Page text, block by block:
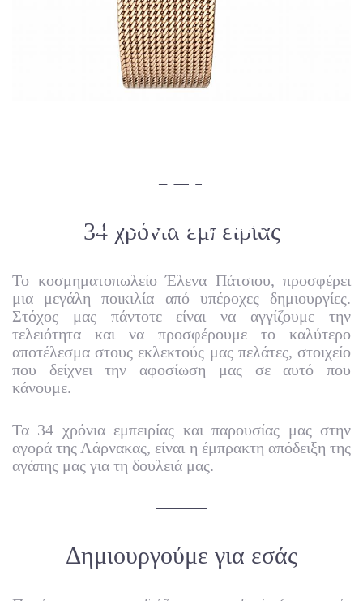
Jewellery
Boutique
34 χρόνια εμπειρίας
Το κοσμηματοπωλείο Έλενα Πάτσιου, προσφέρει
μια μεγάλη ποικιλία από υπέροχες δημιουργίες.
Στόχος μας πάντοτε είναι να αγγίζουμε την
τελειότητα και να προσφέρουμε το καλύτερο
αποτέλεσμα στους εκλεκτούς μας πελάτες, στοιχείο
που δείχνει την αφοσίωση μας σε αυτό που
κάνουμε.
Τα 34 χρόνια εμπειρίας και παρουσίας μας στην
αγορά της Λάρνακας, είναι η έμπρακτη απόδειξη της
αγάπης μας για τη δουλειά μας.
Δημιουργούμε για εσάς